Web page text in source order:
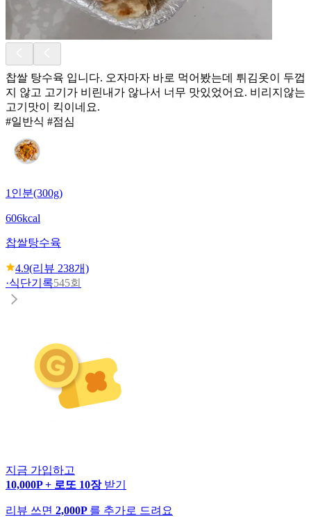
찹쌀 탕수육 입니다. 오자마자 바로 먹어봤는데 튀김옷이 두껍
지 않고 고기가 비린내가 않나서 너무 맛있었어요. 비리지않는
고기맛이 킥이네요.
#일반식 #점심
1인분(300g)
606kcal
찹쌀탕수육
4.9(리뷰 238개)
·식단기록545회
지금 가입하고
10,000P + 로또 10장 받기
리뷰 쓰면 2,000P 를 추가로 드려요